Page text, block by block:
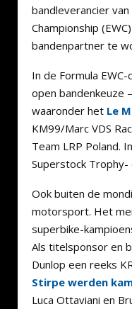
bandleverancier
Championship
bandenpartner te
In de Formula
open bandenkeuze
waaronder het Le
KM99/Marc VDS
Team LRP Poland.
Superstock
Ook buiten de
motorsport. Het
superbike-
Als titelsponsor en
Dunlop een reeks
Stirpe werden
Luca Ottaviani en